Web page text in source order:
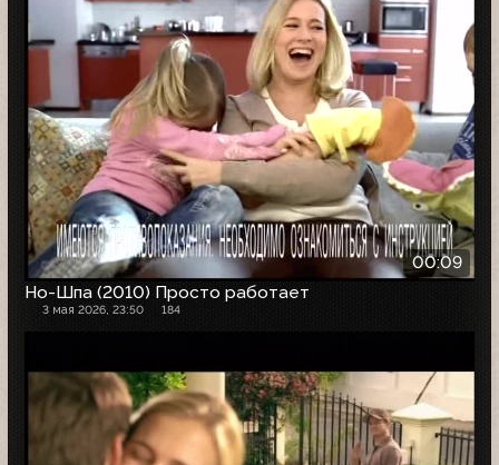
00:09
Но-Шпа (2010) Просто работает
3 мая 2026, 23:50 184